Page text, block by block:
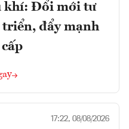
khí: Đổi mới tư
đẩy mạnh
17:22, 08/08/2026